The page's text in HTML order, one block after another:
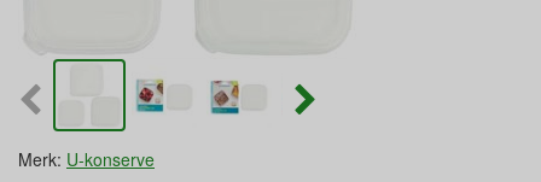
Merk: U-konserve